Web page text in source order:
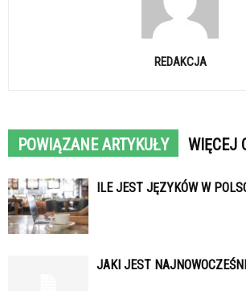
REDAKCJA
POWIĄZANE ARTYKUŁY WIĘCEJ
ILE JEST JĘZYKÓW W
JAKI JEST